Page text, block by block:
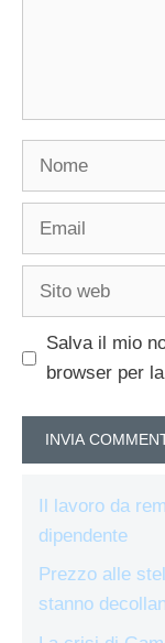
Nome
Email
Sito
Salva il mio
browser per
Il lavoro da
dipendente
Prezzo alle
stanno